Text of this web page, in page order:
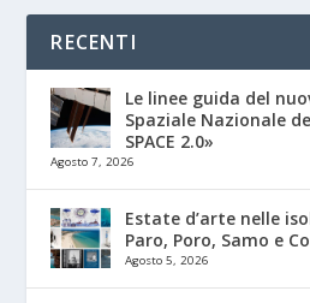
RECENTI
Le linee guida del
Spaziale Nazionale
SPACE 2.0»
Agosto 7, 2026
Estate d’arte nelle
Paro, Poro, Samo e
Agosto 5, 2026